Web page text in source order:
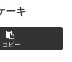
ーキ
コピー